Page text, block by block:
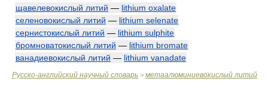
щавелевокислый литий — lithium oxalate
селеновокислый литий — lithium selenate
сернистокислый литий — lithium sulphite
бромноватокислый литий — lithium bromate
ванадиевокислый литий — lithium vanadate
Русско-английский научный словарь > метаалюминиевокислый литий